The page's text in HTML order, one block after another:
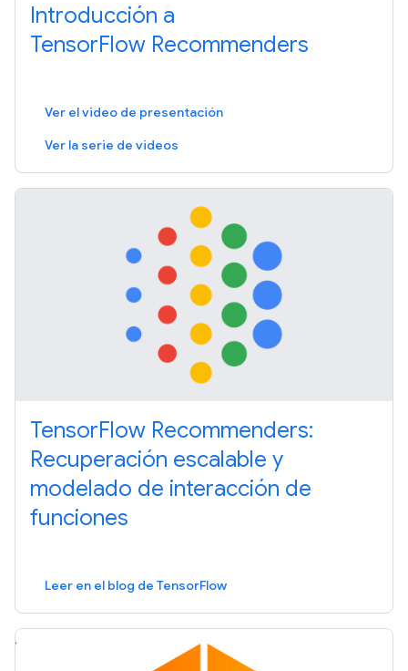
Introducción a
TensorFlow Recommenders
Ver el video de presentación
Ver la serie de videos
TensorFlow Recommenders:
Recuperación escalable y
modelado de interacción de
funciones
Leer en el blog de TensorFlow